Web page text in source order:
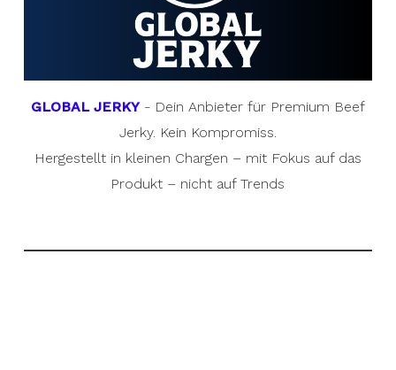
GLOBAL JERKY- Dein Anbieter für Premium Beef
Jerky. Kein Kompromiss.
Hergestellt in kleinen Chargen – mit Fokus auf das
Produkt – nicht auf Trends